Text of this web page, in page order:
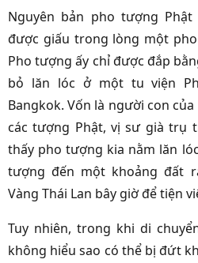
Nguyên bản pho tượng Phật
được giấu trong lòng một
Pho tượng ấy chỉ được đắp
bỏ lăn lóc ở một tu viện
Bangkok. Vốn là người con
các tượng Phật, vị sư già trụ
thấy pho tượng kia nằm lăn
tượng đến một khoảng đất
Vàng Thái Lan bây giờ để tiện
Tuy nhiên, trong khi di
không hiểu sao có thể bị đứt